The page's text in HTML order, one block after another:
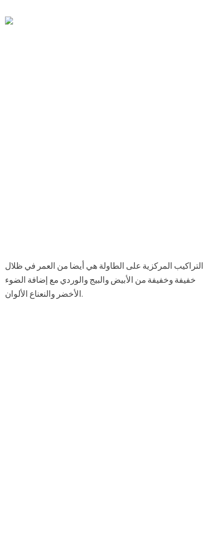
التراكيب المركزية على الطاولة هي أيضا من العمر في ظلال
خفيفة وخفيفة من الأبيض والبيج والوردي مع إضافة الضوء
الأخضر والنعناع الألوان.